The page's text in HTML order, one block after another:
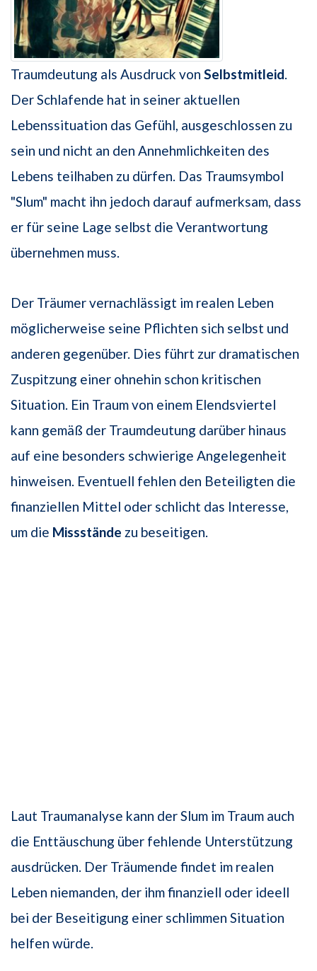
Traumdeutung als Ausdruck von Selbstmitleid.
Der Schlafende hat in seiner aktuellen
Lebenssituation das Gefühl, ausgeschlossen zu
sein und nicht an den Annehmlichkeiten des
Lebens teilhaben zu dürfen. Das Traumsymbol
"Slum" macht ihn jedoch darauf aufmerksam, dass
er für seine Lage selbst die Verantwortung
übernehmen muss.
Der Träumer vernachlässigt im realen Leben
möglicherweise seine Pflichten sich selbst und
anderen gegenüber. Dies führt zur dramatischen
Zuspitzung einer ohnehin schon kritischen
Situation. Ein Traum von einem Elendsviertel
kann gemäß der Traumdeutung darüber hinaus
auf eine besonders schwierige Angelegenheit
hinweisen. Eventuell fehlen den Beteiligten die
finanziellen Mittel oder schlicht das Interesse,
um die Missstände zu beseitigen.
Laut Traumanalyse kann der Slum im Traum auch
die Enttäuschung über fehlende Unterstützung
ausdrücken. Der Träumende findet im realen
Leben niemanden, der ihm finanziell oder ideell
bei der Beseitigung einer schlimmen Situation
helfen würde.